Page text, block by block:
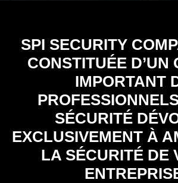
SPI SECURITY
CONSTITUÉE D’UN
IMPORTANT
SÉCURITÉ
EXCLUSIVEMENT À
LA SÉCURITÉ DE